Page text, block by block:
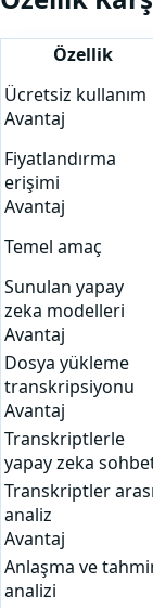
Özellik
Ücretsiz kullanım
Avantaj
Fiyatlandırma
erişimi
Avantaj
Temel amaç
Sunulan yapay
zeka modelleri
Avantaj
Dosya yükleme
transkripsiyonu
Avantaj
Transkriptlerle
yapay zeka
Transkriptler arası
analiz
Avantaj
Anlaşma ve
analizi